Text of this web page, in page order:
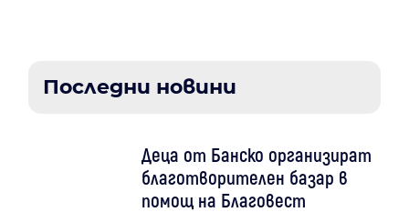
Последни новини
Деца от Банско организират
благотворителен базар в
помощ на Благовест